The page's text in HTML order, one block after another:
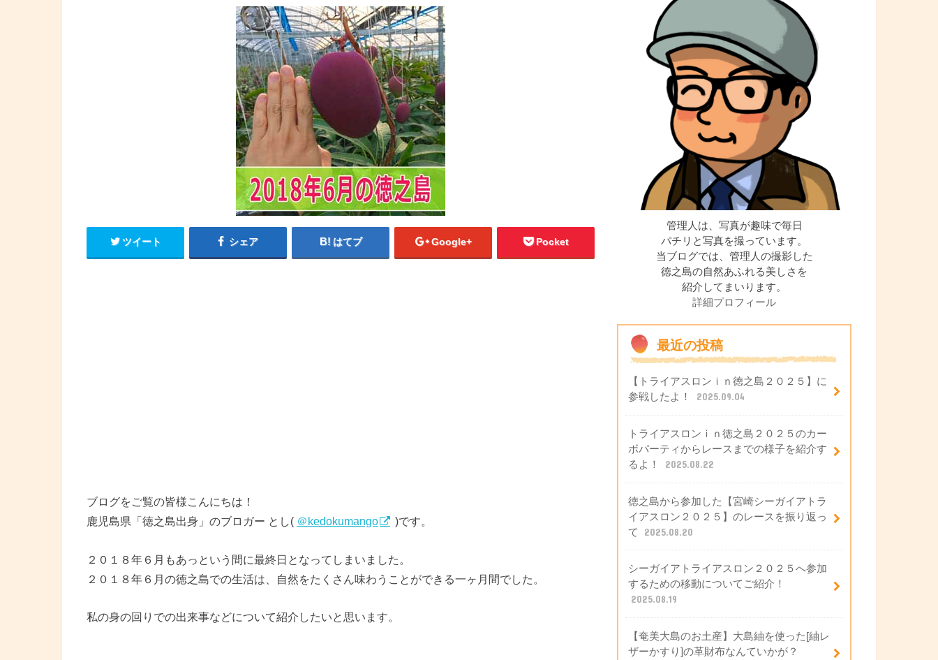
ツイート シェア はてブ Google+ Pocket
ブログをご覧の皆様こんにちは！
鹿児島県「徳之島出身」のブロガー とし( ＠kedokumango )です。
２０１８年６月もあっという間に最終日となってしまいました。
２０１８年６月の徳之島での生活は、自然をたくさん味わうことができる一ヶ月間でした。
私の身の回りでの出来事などについて紹介したいと思います。
管理人は、写真が趣味で毎日
パチリと写真を撮っています。
当ブログでは、管理人の撮影した
徳之島の自然あふれる美しさを
紹介してまいります。
詳細プロフィール
最近の投稿
【トライアスロンｉｎ徳之島２０２５】に
参戦したよ！
2025.09.04
トライアスロンｉｎ徳之島２０２５のカー
ボパーティからレースまでの様子を紹介す
るよ！
2025.08.22
徳之島から参加した【宮崎シーガイアトラ
イアスロン２０２５】のレースを振り返っ
て
2025.08.20
シーガイアトライアスロン２０２５へ参加
するための移動についてご紹介！
2025.08.19
【奄美大島のお土産】大島紬を使った[紬レ
ザーかすり]の革財布なんていかが？